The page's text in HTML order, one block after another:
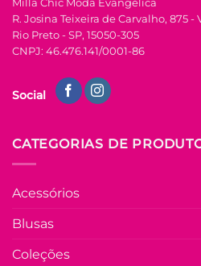
Milla Chic Moda Evangélica
R. Josina Teixeira de Carvalho, 875
Rio Preto - SP, 15050-305
CNPJ: 46.476.141/0001-86
Social
CATEGORIAS DE
Acessórios
Blusas
Coleções